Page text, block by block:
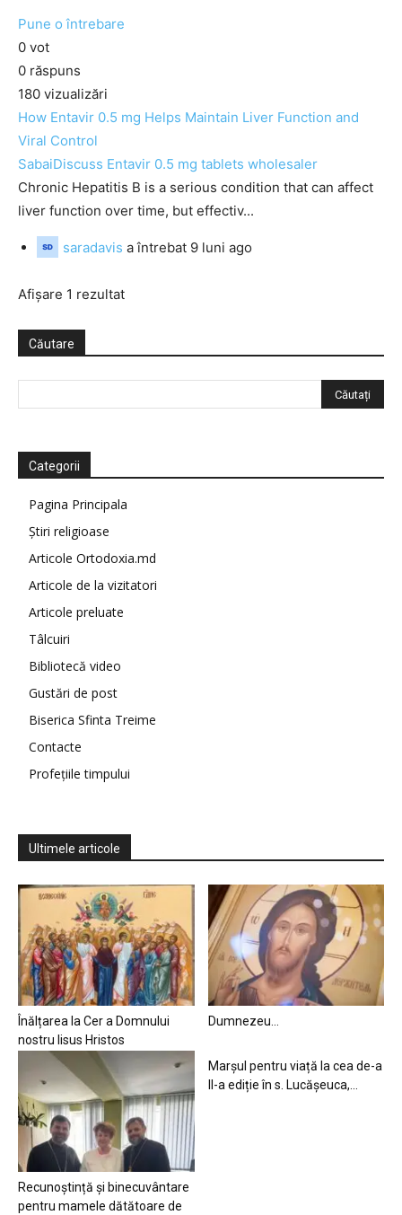
Pune o întrebare
0 vot
0 răspuns
180 vizualizări
How Entavir 0.5 mg Helps Maintain Liver Function and
Viral Control
SabaiDiscuss Entavir 0.5 mg tablets wholesaler
Chronic Hepatitis B is a serious condition that can affect
liver function over time, but effectiv...
saradavis a întrebat 9 luni ago
Afișare 1 rezultat
Căutare
Categorii
Pagina Principala
Știri religioase
Articole Ortodoxia.md
Articole de la vizitatori
Articole preluate
Tâlcuiri
Bibliotecă video
Gustări de post
Biserica Sfinta Treime
Contacte
Profețiile timpului
Ultimele articole
Înălțarea la Cer a Domnului
nostru Iisus Hristos
Dumnezeu…
Recunoștință și binecuvântare
pentru mamele dătătoare de
Marșul pentru viață la cea de-a
II-a ediție în s. Lucășeuca,...